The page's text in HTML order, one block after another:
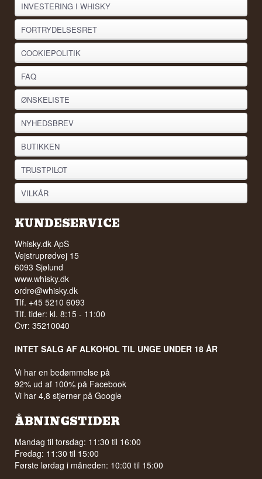
INVESTERING I WHISKY
FORTRYDELSESRET
COOKIEPOLITIK
FAQ
ØNSKELISTE
NYHEDSBREV
BUTIKKEN
TRUSTPILOT
VILKÅR
KUNDESERVICE
Whisky.dk ApS
Vejstruprødvej 15
6093 Sjølund
www.whisky.dk
ordre@whisky.dk
Tlf. +45 5210 6093
Tlf. tider: kl. 8:15 - 11:00
Cvr: 35210040
INTET SALG AF ALKOHOL TIL UNGE UNDER 18 ÅR
Vi har en bedømmelse på
92% ud af 100% på Facebook
Vi har 4,8 stjerner på Google
ÅBNINGSTIDER
Mandag til torsdag: 11:30 til 16:00
Fredag: 11:30 til 15:00
Første lørdag i måneden: 10:00 til 15:00